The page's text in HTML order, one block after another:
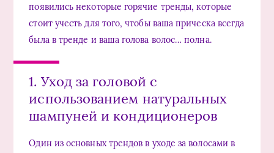
появились некоторые горячие тренды, которые
стоит учесть для того, чтобы ваша прическа всегда
была в тренде и ваша голова волос… полна.
1. Уход за головой с
использованием натуральных
шампуней и кондиционеров
Один из основных трендов в уходе за волосами в